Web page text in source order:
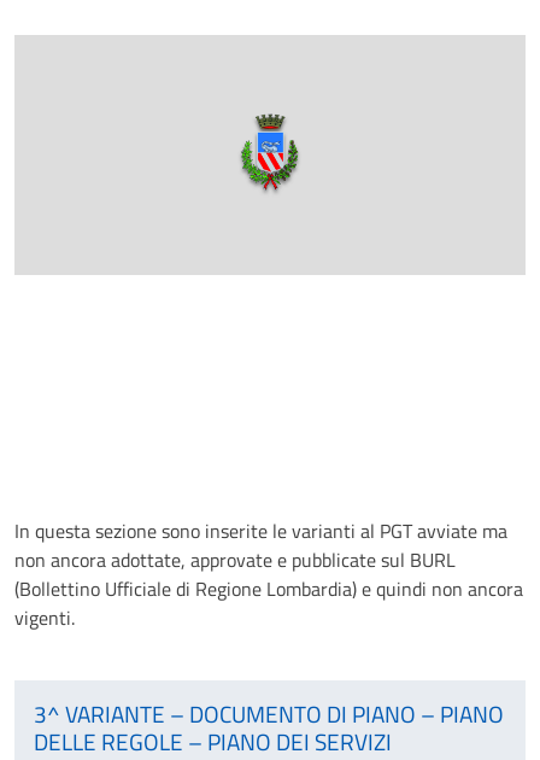
In questa sezione sono inserite le varianti al PGT avviate ma
non ancora adottate, approvate e pubblicate sul BURL
(Bollettino Ufficiale di Regione Lombardia) e quindi non ancora
vigenti.
3^ VARIANTE – DOCUMENTO DI PIANO – PIANO
DELLE REGOLE – PIANO DEI SERVIZI